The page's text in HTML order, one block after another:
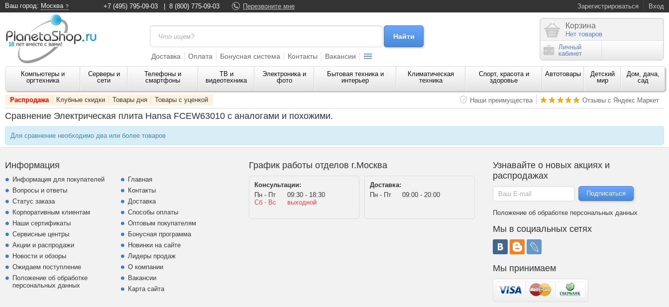
Ваш город: Москва Зарегистрироваться Вход
+7 (495) 795-09-03 8 (800) 775-09-03 Перезвоните мне
Доставка Оплата Бонусная система Контакты Вакансии
Корзина
Нет товаров
Личный
кабинет
Компьютеры и
оргтехника
Серверы и
сети
Телефоны и
смартфоны
ТВ и
видеотехника
Электроника и
фото
Бытовая техника и
интерьер
Климатическая
техника
Спорт, красота и
здоровье
Автотовары
Детский
мир
Дом, дача,
сад
Распродажа Клубные скидки Товары дня Товары с уценкой Наши преимущества Отзывы с Яндекс.Маркет
Сравнение Электрическая плита Hansa FCEW63010 с аналогами и похожими.
Для сравнение необходимо два или более товаров
Информация
Информация для покупателей
Вопросы и ответы
Статус заказа
Корпоративным клиентам
Наши сертификаты
Сервисные центры
Акции и распродажи
Новости и обзоры
Ожидаем поступление
Положение об обработке
персональных данных
Главная
Контакты
Доставка
Способы оплаты
Оптовым покупателям
Бонусная программа
Новинки на сайте
Лидеры продаж
О компании
Вакансии
Карта сайта
График работы отделов г.Москва
Консультации:
Пн - Пт
09:30 - 18:30
Сб - Вс
выходной
Доставка:
Пн - Пт
09:00 - 20:00
Узнавайте о новых акциях и
распродажах
Положение об обработке персональных данных
Мы в социальных сетях
Мы принимаем